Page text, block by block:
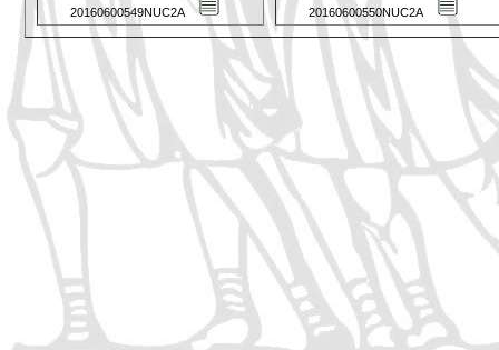
20160600549NUC2A 20160600550NUC2A